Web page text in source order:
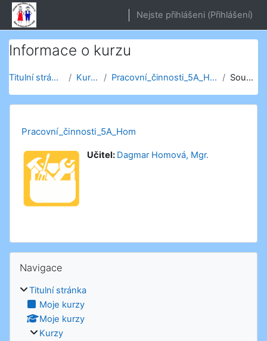
Přejít k hlavnímu obsahu
Nejste přihlášeni (Přihlášení)
Informace o kurzu
Titulní stránka Kurzy Pracovní_činnosti_5A_Hom Souhrn
Pracovní_činnosti_5A_Hom
Učitel: Dagmar Homová, Mgr.
Navigace
Titulní stránka
Moje kurzy
Moje kurzy
Kurzy